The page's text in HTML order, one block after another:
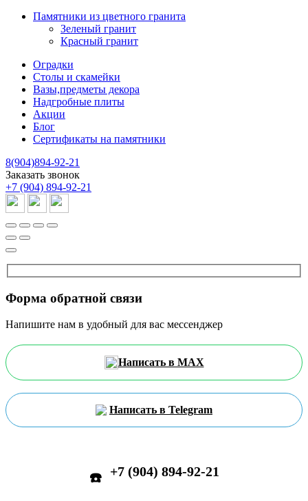
Памятники из цветного гранита
Зеленый гранит
Красный гранит
Оградки
Столы и скамейки
Вазы,предметы декора
Надгробные плиты
Акции
Блог
Сертификаты на памятники
8(904)894-92-21
Заказать звонок
+7 (904) 894-92-21
Форма обратной связи
Напишите нам в удобный для вас мессенджер
Написать в MAX
Написать в Telegram
☎️ +7 (904) 894-92-21